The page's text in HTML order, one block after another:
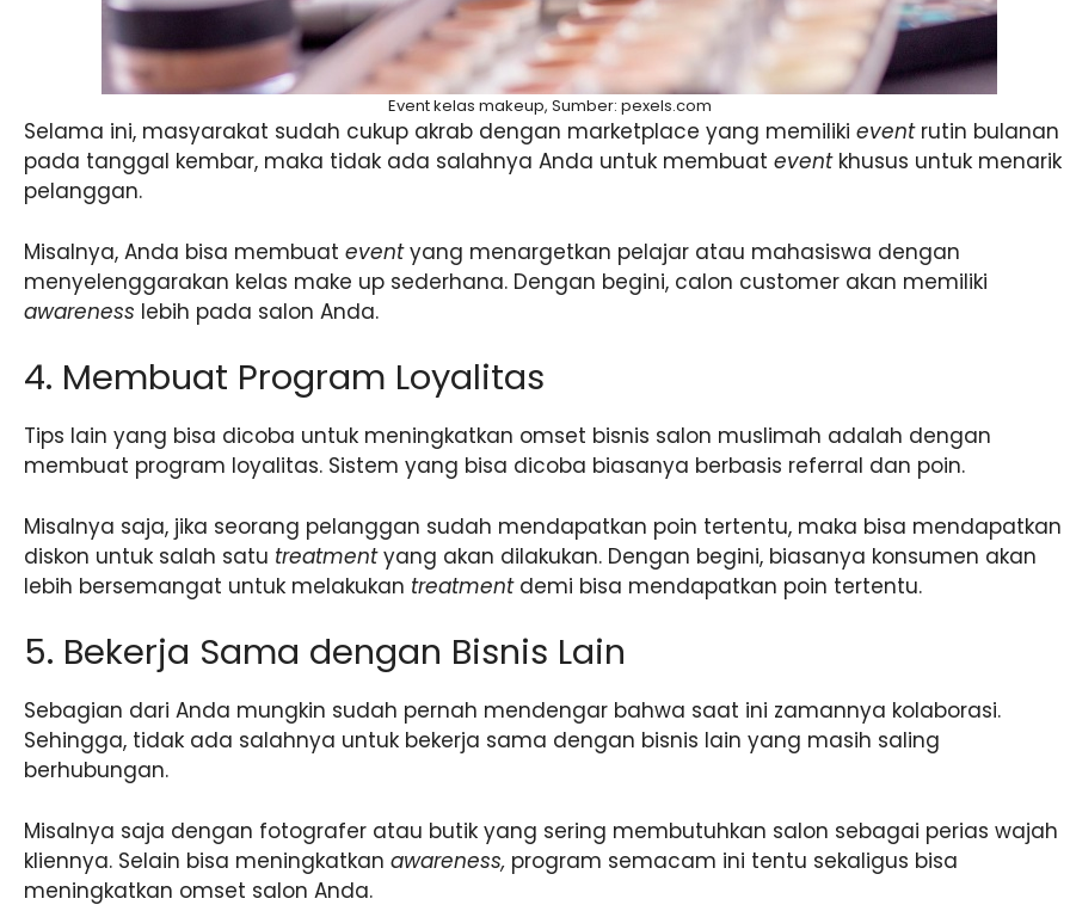
Event kelas makeup, Sumber: pexels.com
Selama ini, masyarakat sudah cukup akrab dengan marketplace yang memiliki event rutin bulanan
pada tanggal kembar, maka tidak ada salahnya Anda untuk membuat event khusus untuk menarik
pelanggan.
Misalnya, Anda bisa membuat eventyang menargetkan pelajar atau mahasiswa dengan
menyelenggarakan kelas make up sederhana. Dengan begini, calon customer akan memiliki
awareness lebih pada salon Anda.
4. Membuat Program Loyalitas
Tips lain yang bisa dicoba untuk meningkatkan omset bisnis salon muslimah adalah dengan
membuat program loyalitas. Sistem yang bisa dicoba biasanya berbasis referral dan poin.
Misalnya saja, jika seorang pelanggan sudah mendapatkan poin tertentu, maka bisa mendapatkan
diskon untuk salah satu treatmentyang akan dilakukan. Dengan begini, biasanya konsumen akan
lebih bersemangat untuk melakukan treatment demi bisa mendapatkan poin tertentu.
5. Bekerja Sama dengan Bisnis Lain
Sebagian dari Anda mungkin sudah pernah mendengar bahwa saat ini zamannya kolaborasi.
Sehingga, tidak ada salahnya untuk bekerja sama dengan bisnis lain yang masih saling
berhubungan.
Misalnya saja dengan fotografer atau butik yang sering membutuhkan salon sebagai perias wajah
kliennya. Selain bisa meningkatkan awareness, program semacam ini tentu sekaligus bisa
meningkatkan omset salon Anda.